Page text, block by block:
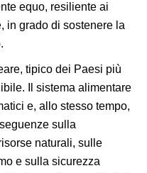
equo, resiliente ai
in grado di sostenere la
tipico dei Paesi più
Il sistema alimentare
e, allo stesso tempo,
sulla
naturali, sulle
e sulla sicurezza